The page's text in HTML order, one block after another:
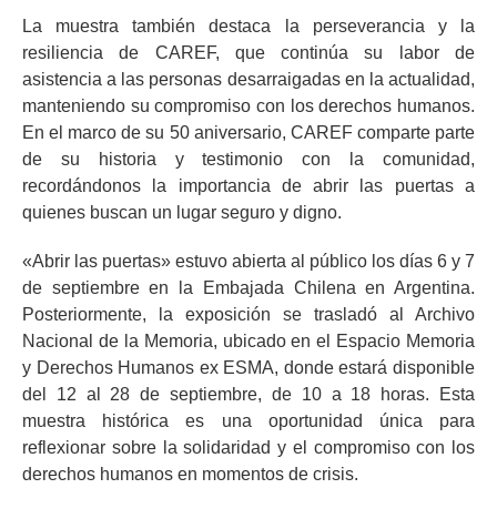
La muestra también destaca la perseverancia y la
resiliencia de CAREF, que continúa su labor de
asistencia a las personas desarraigadas en la actualidad,
manteniendo su compromiso con los derechos humanos.
En el marco de su 50 aniversario, CAREF comparte parte
de su historia y testimonio con la comunidad,
recordándonos la importancia de abrir las puertas a
quienes buscan un lugar seguro y digno.
«Abrir las puertas» estuvo abierta al público los días 6 y 7
de septiembre en la Embajada Chilena en Argentina.
Posteriormente, la exposición se trasladó al Archivo
Nacional de la Memoria, ubicado en el Espacio Memoria
y Derechos Humanos ex ESMA, donde estará disponible
del 12 al 28 de septiembre, de 10 a 18 horas. Esta
muestra histórica es una oportunidad única para
reflexionar sobre la solidaridad y el compromiso con los
derechos humanos en momentos de crisis.